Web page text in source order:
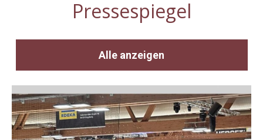
Pressespiegel
Alle anzeigen